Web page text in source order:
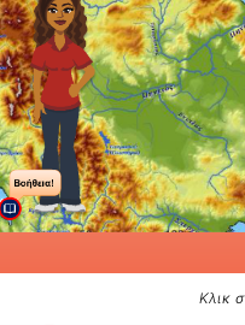
Κλικ